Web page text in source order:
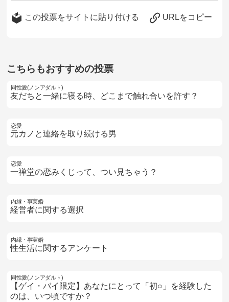
この投票をサイトに貼り付ける URLをコピー
こちらもおすすめの投票
同性愛(ノンアダルト)
友だちと一緒に寝る時、どこまで触れ合いを許す？
恋愛
元カノと連絡を取り続ける男
恋愛
一禅堂の恋みくじって、つい見ちゃう？
内縁・事実婚
経営者に関する選択
内縁・事実婚
性生活に関するアンケート
同性愛(ノンアダルト)
【ゲイ・バイ限定】あなたにとって「初○」を経験した
のは、いつ頃ですか？